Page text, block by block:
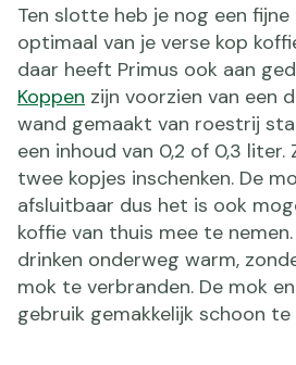
Ten slotte heb je nog een
optimaal van je verse kop
daar heeft Primus ook aan
Koppen zijn voorzien van een
wand gemaakt van roestrij
een inhoud van 0,2 of 0,3 liter.
twee kopjes inschenken. De
afsluitbaar dus het is ook
koffie van thuis mee te
drinken onderweg warm,
mok te verbranden. De mok
gebruik gemakkelijk schoon te